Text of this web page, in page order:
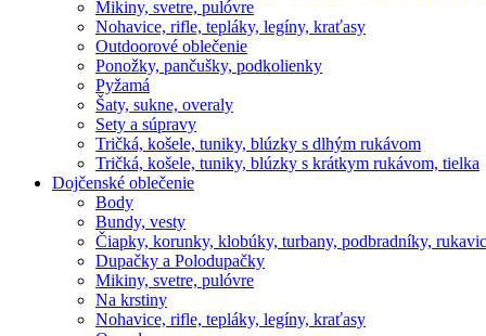
Mikiny, svetre, pulóvre
Nohavice, rifle, tepláky, legíny, kraťasy
Outdoorové oblečenie
Ponožky, pančušky, podkolienky
Pyžamá
Šaty, sukne, overaly
Sety a súpravy
Tričká, košele, tuniky, blúzky s dlhým rukávom
Tričká, košele, tuniky, blúzky s krátkym rukávom, tielka
Dojčenské oblečenie
Body
Bundy, vesty
Čiapky, korunky, klobúky, turbany, podbradníky,
Dupačky a Polodupačky
Mikiny, svetre, pulóvre
Na krstiny
Nohavice, rifle, tepláky, legíny, kraťasy